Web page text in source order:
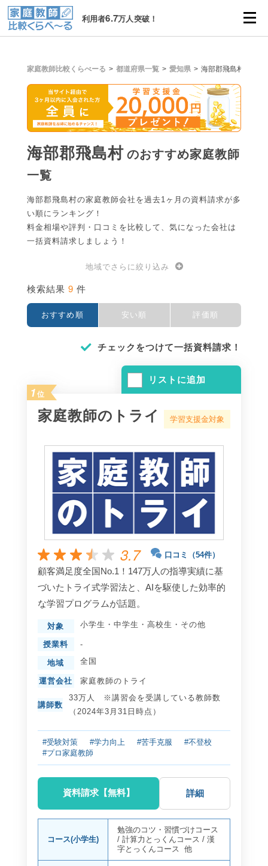
利用者6.7万人突破！
家庭教師比較くらべーる 都道府県一覧 愛知県 海部郡飛島村
海部郡飛島村 のおすすめ家庭教師
一覧
海部郡飛島村の家庭教師会社を過去1ヶ月の資料請求が多
い順にランキング！
料金相場や評判・口コミを比較して、気になった会社は
一括資料請求しましょう！
地域でさらに絞り込み
検索結果 9 件
おすすめ順 安い順 評価順
チェックをつけて一括資料請求！
リストに追加
1 位
家庭教師のトライ 学習支援金対象
3.7 口コミ（54件）
顧客満足度全国No.1！147万人の指導実績に基
づいたトライ式学習法と、AIを駆使した効率的
な学習プログラムが話題。
対象 小学生 ・ 中学生 ・ 高校生 ・ その他
授業料 -
地域 全国
運営会社 家庭教師のトライ
講師数
33万人 ※講習会を受講している教師数
（2024年3月31日時点）
#受験対策 #学力向上 #苦手克服
#不登校
#プロ家庭教師
資料請求【無料】 詳細
コース(小学生)
勉強のコツ・習慣づけコース
/計算力とっくんコース /漢
字とっくんコース 他